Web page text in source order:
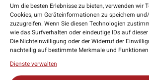
Um die besten Erlebnisse zu bieten, verwenden wir
Cookies, um Geräteinformationen zu speichern
zuzugreifen. Wenn Sie diesen Technologien
wie das Surfverhalten oder eindeutige IDs auf
Die Nichteinwilligung oder der Widerruf der
nachteilig auf bestimmte Merkmale und
Dienste verwalten
Bull’s NL Ringed Grip
Convertible Point Blau